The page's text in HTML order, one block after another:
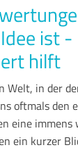
ist -
hilft
Welt, in der
oftmals den
eine immens
ein kurzer